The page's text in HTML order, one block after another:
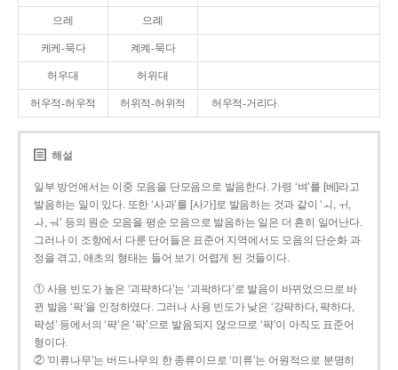
으레 으례
케케-묵다 켸켸-묵다
허우대 허위대
허우적-허우적 허위적-허위적 허우적-거리다.
해설
일부 방언에서는 이중 모음을 단모음으로 발음한다. 가령 ‘벼’를 [베]라고
발음하는 일이 있다. 또한 ‘사과’를 [사가]로 발음하는 것과 같이 ‘ㅚ, ㅟ,
ㅘ, ㅝ’ 등의 원순 모음을 평순 모음으로 발음하는 일은 더 흔히 일어난다.
그러나 이 조항에서 다룬 단어들은 표준어 지역에서도 모음의 단순화 과
정을 겪고, 애초의 형태는 들어 보기 어렵게 된 것들이다.
① 사용 빈도가 높은 ‘괴퍅하다’는 ‘괴팍하다’로 발음이 바뀌었으므로 바
뀐 발음 ‘팍’을 인정하였다. 그러나 사용 빈도가 낮은 ‘강퍅하다, 퍅하다,
퍅성’ 등에서의 ‘퍅’은 ‘팍’으로 발음되지 않으므로 ‘퍅’이 아직도 표준어
형이다.
② ‘미류나무’는 버드나무의 한 종류이므로 ‘미류’는 어원적으로 분명히